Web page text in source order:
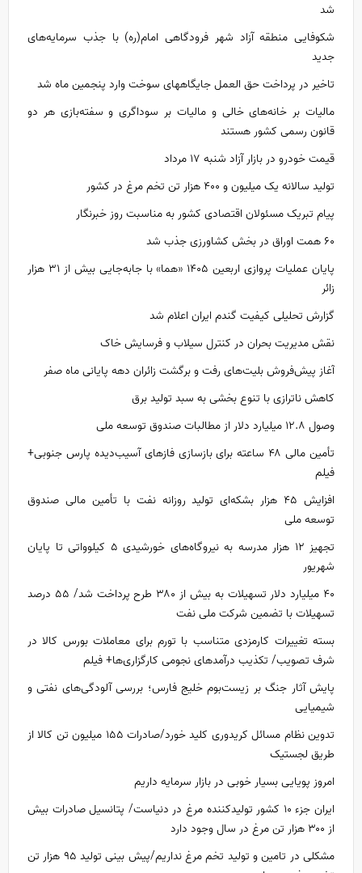
شد
شکوفایی منطقه آزاد شهر فرودگاهی امام(ره) با جذب سرمایه‌های
جدید
تاخیر در پرداخت حق العمل جایگاههای سوخت وارد پنجمین ماه شد
مالیات بر خانه‌های خالی و مالیات بر سوداگری و سفته‌بازی هر دو
قانون رسمی کشور هستند
قیمت خودرو در بازار آزاد شنبه ۱۷ مرداد
تولید سالانه یک میلیون و ۴۰۰ هزار تن تخم مرغ در کشور
پیام تبریک مسئولان اقتصادی کشور به مناسبت روز خبرنگار
۶۰ همت اوراق در بخش کشاورزی جذب شد
پایان عملیات پروازی اربعین ۱۴۰۵ «هما» با جابه‌جایی بیش از ۳۱ هزار
زائر
گزارش تحلیلی کیفیت گندم ایران اعلام شد
نقش مدیریت بحران در کنترل سیلاب و فرسایش خاک
آغاز پیش‌فروش بلیت‌های رفت و برگشت زائران دهه پایانی ماه صفر
کاهش ناترازی با تنوع بخشی به سبد تولید برق
وصول ۱۲.۸ میلیارد دلار از مطالبات صندوق توسعه ملی
تأمین مالی ۴۸ ساعته برای بازسازی فاز‌های آسیب‌دیده پارس جنوبی+
فیلم
افزایش ۴۵ هزار بشکه‌ای تولید روزانه نفت با تأمین مالی صندوق
توسعه ملی
تجهیز ۱۲ هزار مدرسه به نیروگاه‌های خورشیدی ۵ کیلوواتی تا پایان
شهریور
۴۰ میلیارد دلار تسهیلات به بیش از ۳۸۰ طرح پرداخت شد/ ۵۵ درصد
تسهیلات با تضمین شرکت ملی نفت
بسته تغییرات کارمزدی متناسب با تورم برای معاملات بورس کالا در
شرف تصویب/ تکذیب درآمدهای نجومی کارگزاری‌ها+ فیلم
پایش آثار جنگ بر زیست‌بوم خلیج فارس؛ بررسی آلودگی‌های نفتی و
شیمیایی
تدوین نظام مسائل کریدوری کلید خورد/صادرات ۱۵۵ میلیون تن کالا از
طریق لجستیک
امروز پویایی بسیار خوبی در بازار سرمایه داریم
ایران جزء ۱۰ کشور تولیدکننده مرغ در دنیاست/ پتانسیل صادرات بیش
از ۳۰۰ هزار تن مرغ در سال وجود دارد
مشکلی در تامین و تولید تخم مرغ نداریم/پیش بینی تولید ۹۵ هزار تن